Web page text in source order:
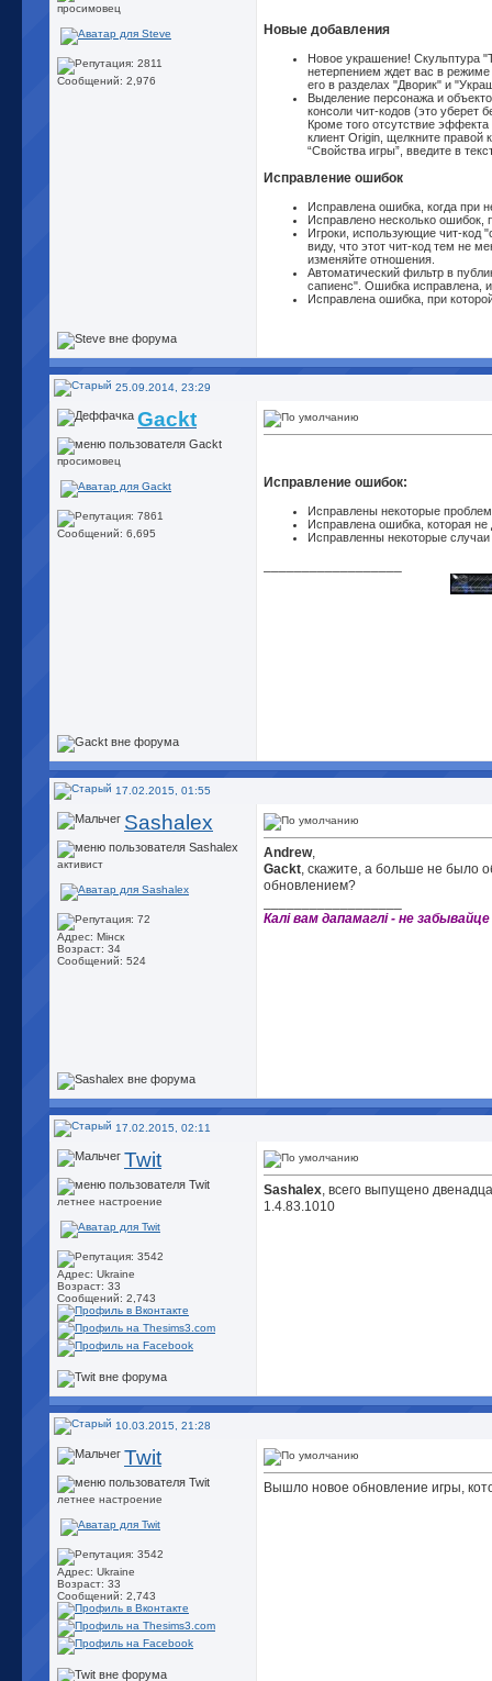
просимовец
Сообщений: 2,976
Новые добавления
Новое украшение! Скульптура
нетерпением ждет вас в
его в разделах "Дворик" и
Выделение персонажа и
консоли чит-кодов (это уберет
Кроме того отсутствие
клиент Origin, щелкните правой
“Свойства игры”, введите в
Исправление ошибок
Исправлена ошибка, когда при
Исправлено несколько
Игроки, использующие чит-код
виду, что этот чит-код тем не
изменяйте отношения.
Автоматический фильтр в
сапиенс". Ошибка исправлена,
Исправлена ошибка, при
25.09.2014, 23:29
Gackt
просимовец
Сообщений: 6,695
Исправление ошибок:
Исправлены некоторые
Исправлена ошибка, которая не
Исправленны некоторые
17.02.2015, 01:55
Sashalex
активист
Адрес: Мінск
Возраст: 34
Сообщений: 524
Andrew,
Gackt, скажите, а больше не было
обновлением?
Калі вам дапамаглі - не
17.02.2015, 02:11
Twit
летнее настроение
Адрес: Ukraine
Возраст: 33
Сообщений: 2,743
Sashalex, всего выпущено
1.4.83.1010
10.03.2015, 21:28
Twit
летнее настроение
Адрес: Ukraine
Возраст: 33
Сообщений: 2,743
Вышло новое обновление игры,